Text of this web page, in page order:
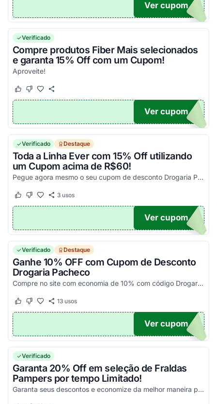
20
Ver cupom
Verificado
Compre produtos Fiber Mais selecionados
e garanta 15% Off com um Cupom!
Aproveite!
Este cupom funcionou
Este cupom não funcionou
IS15
Ver cupom
Verificado Destaque
Toda a Linha Ever com 15% Off utilizando
um Cupom acima de R$60!
Pegue agora mesmo o seu cupom de desconto Drogaria Pacheco e aproveite em produtos selecionados!
Este cupom funcionou
Este cupom não funcionou
3usos
VER
Ver cupom
Verificado Destaque
Ganhe 10% OFF com Cupom de Desconto
Drogaria Pacheco
Compre no site com economia de 10% com código Drogaria Pacheco. Aplicável em compras selecionadas para a campanha. Consulte condições e usufrua agora!
Este cupom funcionou
Este cupom não funcionou
13usos
10
Ver cupom
Verificado
Garanta 20% Off em seleção de Fraldas
Pampers por tempo Limitado!
Garanta seus descontos e economize da melhor maneira possível!